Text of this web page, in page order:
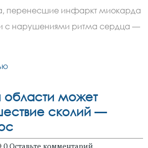
перенесшие инфаркт миокарда
с нарушениями ритма сердца —
области может
сколий —
0 Оставьте комментарий